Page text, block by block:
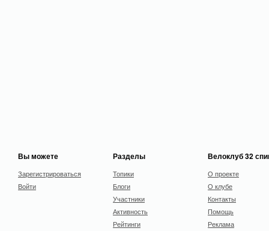
Вы можете
Зарегистрироваться
Войти
Разделы
Топики
Блоги
Участники
Активность
Рейтинги
Велоклуб 32
О проекте
О клубе
Контакты
Помощь
Реклама